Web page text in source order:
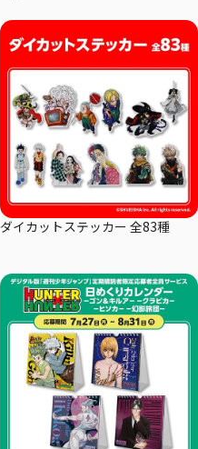
ダイカットステッカー 全83種